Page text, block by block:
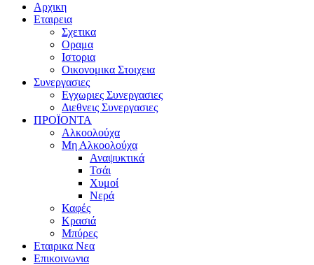
Αρχικη
Εταιρεια
Σχετικα
Οραμα
Ιστορια
Οικονομικα Στοιχεια
Συνεργασιες
Εγχωριες Συνεργασιες
Διεθνεις Συνεργασιες
ΠΡΟΪΟΝΤΑ
Αλκοολούχα
Μη Αλκοολούχα
Αναψυκτικά
Τσάι
Χυμοί
Νερά
Καφές
Κρασιά
Μπύρες
Εταιρικα Νεα
Επικοινωνια